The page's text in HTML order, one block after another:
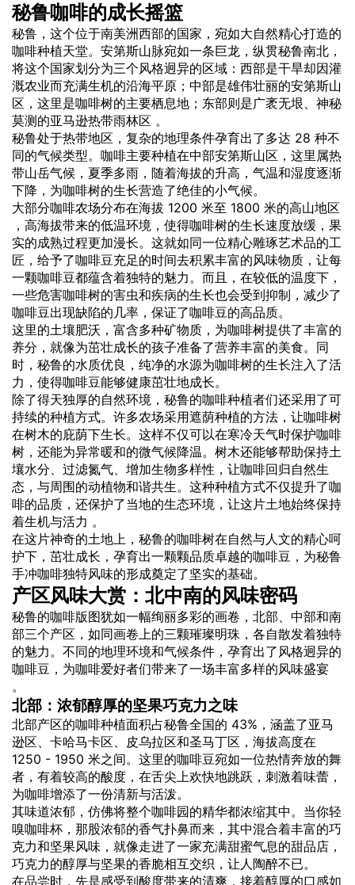
秘鲁咖啡的成长摇篮
秘鲁，这个位于南美洲西部的国家，宛如大自然精心打造的
咖啡种植天堂。安第斯山脉宛如一条巨龙，纵贯秘鲁南北，
将这个国家划分为三个风格迥异的区域：西部是干旱却因灌
溉农业而充满生机的沿海平原；中部是雄伟壮丽的安第斯山
区，这里是咖啡树的主要栖息地；东部则是广袤无垠、神秘
莫测的亚马逊热带雨林区 。
秘鲁处于热带地区，复杂的地理条件孕育出了多达 28 种不
同的气候类型。咖啡主要种植在中部安第斯山区，这里属热
带山岳气候，夏季多雨，随着海拔的升高，气温和湿度逐渐
下降，为咖啡树的生长营造了绝佳的小气候。
大部分咖啡农场分布在海拔 1200 米至 1800 米的高山地区
，高海拔带来的低温环境，使得咖啡树的生长速度放缓，果
实的成熟过程更加漫长。这就如同一位精心雕琢艺术品的工
匠，给予了咖啡豆充足的时间去积累丰富的风味物质，让每
一颗咖啡豆都蕴含着独特的魅力。而且，在较低的温度下，
一些危害咖啡树的害虫和疾病的生长也会受到抑制，减少了
咖啡豆出现缺陷的几率，保证了咖啡豆的高品质。
这里的土壤肥沃，富含多种矿物质，为咖啡树提供了丰富的
养分，就像为茁壮成长的孩子准备了营养丰富的美食。同
时，秘鲁的水质优良，纯净的水源为咖啡树的生长注入了活
力，使得咖啡豆能够健康茁壮地成长。
除了得天独厚的自然环境，秘鲁的咖啡种植者们还采用了可
持续的种植方式。许多农场采用遮荫种植的方法，让咖啡树
在树木的庇荫下生长。这样不仅可以在寒冷天气时保护咖啡
树，还能为异常暖和的微气候降温。树木还能够帮助保持土
壤水分、过滤氮气、增加生物多样性，让咖啡回归自然生
态，与周围的动植物和谐共生。这种种植方式不仅提升了咖
啡的品质，还保护了当地的生态环境，让这片土地始终保持
着生机与活力 。
在这片神奇的土地上，秘鲁的咖啡树在自然与人文的精心呵
护下，茁壮成长，孕育出一颗颗品质卓越的咖啡豆，为秘鲁
手冲咖啡独特风味的形成奠定了坚实的基础。
产区风味大赏：北中南的风味密码
秘鲁的咖啡版图犹如一幅绚丽多彩的画卷，北部、中部和南
部三个产区，如同画卷上的三颗璀璨明珠，各自散发着独特
的魅力。不同的地理环境和气候条件，孕育出了风格迥异的
咖啡豆，为咖啡爱好者们带来了一场丰富多样的风味盛宴
。
北部：浓郁醇厚的坚果巧克力之味
北部产区的咖啡种植面积占秘鲁全国的 43%，涵盖了亚马
逊区、卡哈马卡区、皮乌拉区和圣马丁区，海拔高度在
1250 - 1950 米之间。这里的咖啡豆宛如一位热情奔放的舞
者，有着较高的酸度，在舌尖上欢快地跳跃，刺激着味蕾，
为咖啡增添了一份清新与活泼。
其味道浓郁，仿佛将整个咖啡园的精华都浓缩其中。当你轻
嗅咖啡杯，那股浓郁的香气扑鼻而来，其中混合着丰富的巧
克力和坚果风味，就像走进了一家充满甜蜜气息的甜品店，
巧克力的醇厚与坚果的香脆相互交织，让人陶醉不已。
在品尝时，先是感受到酸度带来的清爽，接着醇厚的口感如